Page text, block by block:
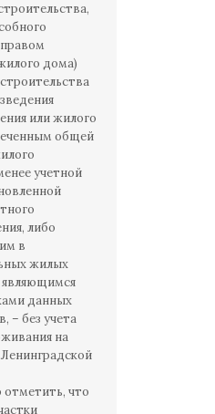
правом
дома)
или жилого
общей
учетной
либо
в
жилых
являющимся
данных
– без учета
на
что